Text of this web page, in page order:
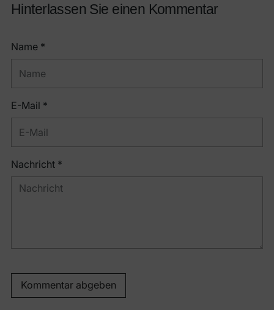
Hinterlassen Sie einen Kommentar
Name *
E-Mail *
Nachricht *
Kommentar abgeben